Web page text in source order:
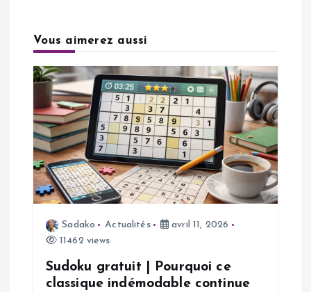
t
o
n
d
Vous aimerez aussi
Sadako Actualités
avril 11, 2026
11462 views
Sudoku gratuit | Pourquoi ce
classique indémodable continue